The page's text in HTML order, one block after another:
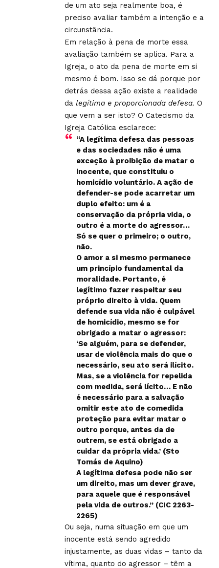
de um ato seja realmente boa, é
preciso avaliar também a intenção e a
circunstância.
Em relação à pena de morte essa
avaliação também se aplica. Para a
Igreja, o ato da pena de morte em si
mesmo é bom. Isso se dá porque por
detrás dessa ação existe a realidade
da legítima e proporcionada defesa. O
que vem a ser isto? O Catecismo da
Igreja Católica esclarece:
“A legítima defesa das pessoas
e das sociedades não é uma
exceção à proibição de matar o
inocente, que constituiu o
homicídio voluntário. A ação de
defender-se pode acarretar um
duplo efeito: um é a
conservação da própria vida, o
outro é a morte do agressor…
Só se quer o primeiro; o outro,
não.
O amor a si mesmo permanece
um princípio fundamental da
moralidade. Portanto, é
legítimo fazer respeitar seu
próprio direito à vida. Quem
defende sua vida não é culpável
de homicídio, mesmo se for
obrigado a matar o agressor:
‘Se alguém, para se defender,
usar de violência mais do que o
necessário, seu ato será ilícito.
Mas, se a violência for repelida
com medida, será lícito… E não
é necessário para a salvação
omitir este ato de comedida
proteção para evitar matar o
outro porque, antes da de
outrem, se está obrigado a
cuidar da própria vida.’ (Sto
Tomás de Aquino)
A legítima defesa pode não ser
um direito, mas um dever grave,
para aquele que é responsável
pela vida de outros.” (CIC 2263-
2265)
Ou seja, numa situação em que um
inocente está sendo agredido
injustamente, as duas vidas – tanto da
vítima, quanto do agressor – têm a